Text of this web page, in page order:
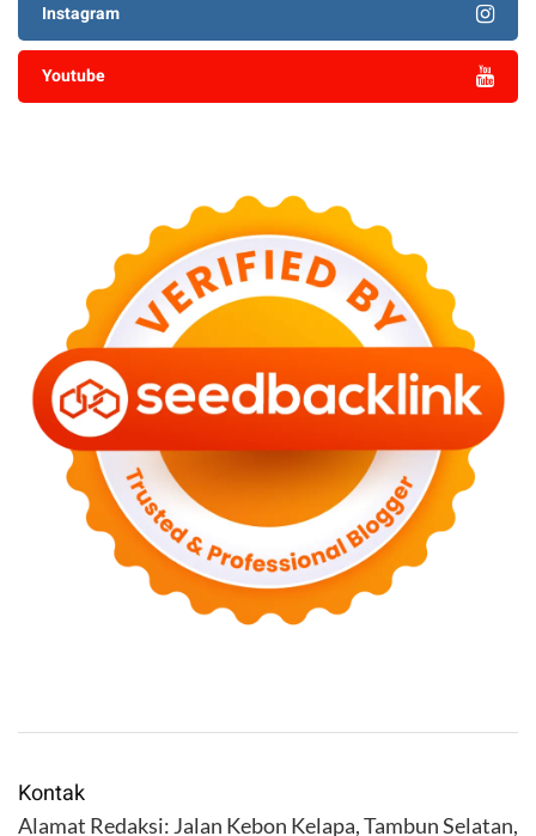
Instagram
Youtube
Kontak
Alamat Redaksi: Jalan Kebon Kelapa, Tambun Selatan,